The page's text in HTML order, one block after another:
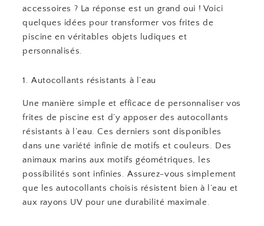
accessoires ? La réponse est un grand oui ! Voici
quelques idées pour transformer vos frites de
piscine en véritables objets ludiques et
personnalisés.
1. Autocollants résistants à l’eau
Une manière simple et efficace de personnaliser vos
frites de piscine est d’y apposer des autocollants
résistants à l’eau. Ces derniers sont disponibles
dans une variété infinie de motifs et couleurs. Des
animaux marins aux motifs géométriques, les
possibilités sont infinies. Assurez-vous simplement
que les autocollants choisis résistent bien à l’eau et
aux rayons UV pour une durabilité maximale.